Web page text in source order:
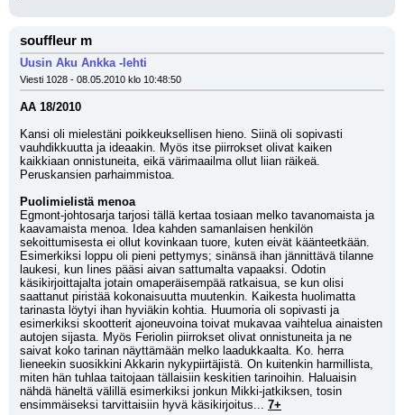
souffleur m
Uusin Aku Ankka -lehti
Viesti 1028 - 08.05.2010 klo 10:48:50
AA 18/2010
Kansi oli mielestäni poikkeuksellisen hieno. Siinä oli sopivasti
vauhdikkuutta ja ideaakin. Myös itse piirrokset olivat kaiken
kaikkiaan onnistuneita, eikä värimaailma ollut liian räikeä.
Peruskansien parhaimmistoa.
Puolimielistä menoa
Egmont-johtosarja tarjosi tällä kertaa tosiaan melko tavanomaista ja
kaavamaista menoa. Idea kahden samanlaisen henkilön
sekoittumisesta ei ollut kovinkaan tuore, kuten eivät käänteetkään.
Esimerkiksi loppu oli pieni pettymys; sinänsä ihan jännittävä tilanne
laukesi, kun Iines pääsi aivan sattumalta vapaaksi. Odotin
käsikirjoittajalta jotain omaperäisempää ratkaisua, se kun olisi
saattanut piristää kokonaisuutta muutenkin. Kaikesta huolimatta
tarinasta löytyi ihan hyviäkin kohtia. Huumoria oli sopivasti ja
esimerkiksi skootterit ajoneuvoina toivat mukavaa vaihtelua ainaisten
autojen sijasta. Myös Feriolin piirrokset olivat onnistuneita ja ne
saivat koko tarinan näyttämään melko laadukkaalta. Ko. herra
lieneekin suosikkini Akkarin nykypiirtäjistä. On kuitenkin harmillista,
miten hän tuhlaa taitojaan tällaisiin keskitien tarinoihin. Haluaisin
nähdä häneltä välillä esimerkiksi jonkun Mikki-jatkiksen, tosin
ensimmäiseksi tarvittaisiin hyvä käsikirjoitus... 7+